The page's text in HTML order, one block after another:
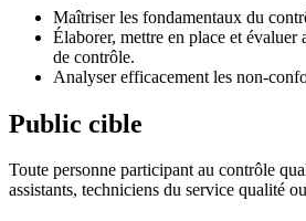
Maîtriser les fondamentaux du
Élaborer, mettre en place et évaluer
de contrôle.
Analyser efficacement les non-
Public cible
Toute personne participant au contrôle
assistants, techniciens du service qualité